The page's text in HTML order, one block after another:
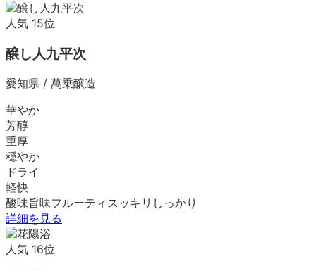
人気 15位
醸し人九平次
愛知県 / 萬乗醸造
華やか
芳醇
重厚
穏やか
ドライ
軽快
酸味旨味フルーティ スッキリ しっかり
詳細を見る
人気 16位